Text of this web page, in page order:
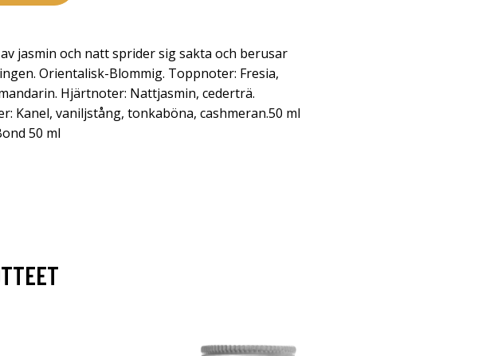
jasmin och natt sprider sig sakta och berusar
Orientalisk-Blommig. Toppnoter: Fresia,
Hjärtnoter: Nattjasmin, cederträ.
Kanel, vaniljstång, tonkaböna, cashmeran.50 ml
50 ml